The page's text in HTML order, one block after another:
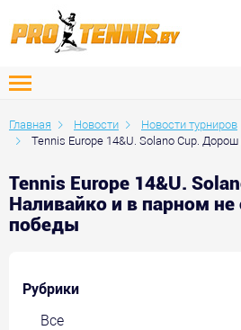
Главная Новости
Новости турниров
Tennis Europe 14&U. Solano Cup.
Tennis Europe 14&U.
Наливайко и в парном не
победы
Рубрики
Все